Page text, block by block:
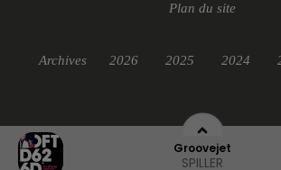
Groovejet
SPILLER
Plan du site
Archives 2026 2025 2024